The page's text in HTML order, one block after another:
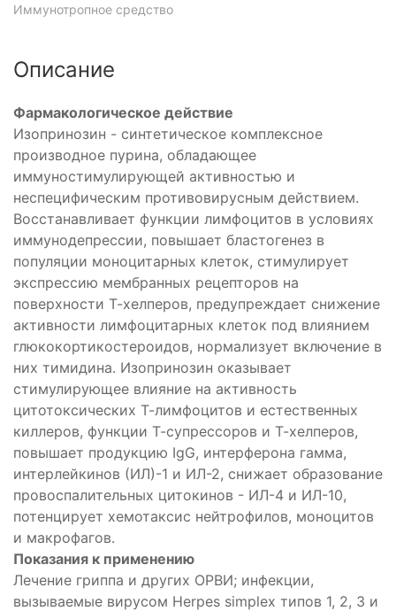
Иммунотропное средство
Описание
Фармакологическое действие
Изопринозин - синтетическое комплексное
производное пурина, обладающее
иммуностимулирующей активностью и
неспецифическим противовирусным действием.
Восстанавливает функции лимфоцитов в условиях
иммунодепрессии, повышает бластогенез в
популяции моноцитарных клеток, стимулирует
экспрессию мембранных рецепторов на
поверхности Т-хелперов, предупреждает снижение
активности лимфоцитарных клеток под влиянием
глюкокортикостероидов, нормализует включение в
них тимидина. Изопринозин оказывает
стимулирующее влияние на активность
цитотоксических Т-лимфоцитов и естественных
киллеров, функции Т-супрессоров и Т-хелперов,
повышает продукцию IgG, интерферона гамма,
интерлейкинов (ИЛ)-1 и ИЛ-2, снижает образование
провоспалительных цитокинов - ИЛ-4 и ИЛ-10,
потенцирует хемотаксис нейтрофилов, моноцитов
и макрофагов.
Показания к применению
Лечение гриппа и других ОРВИ; инфекции,
вызываемые вирусом Herpes simplex типов 1, 2, 3 и